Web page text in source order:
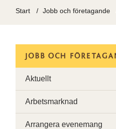
Start Jobb och företagande
JOBB OCH
Aktuellt
Arbetsmarknad
Arrangera evenemang